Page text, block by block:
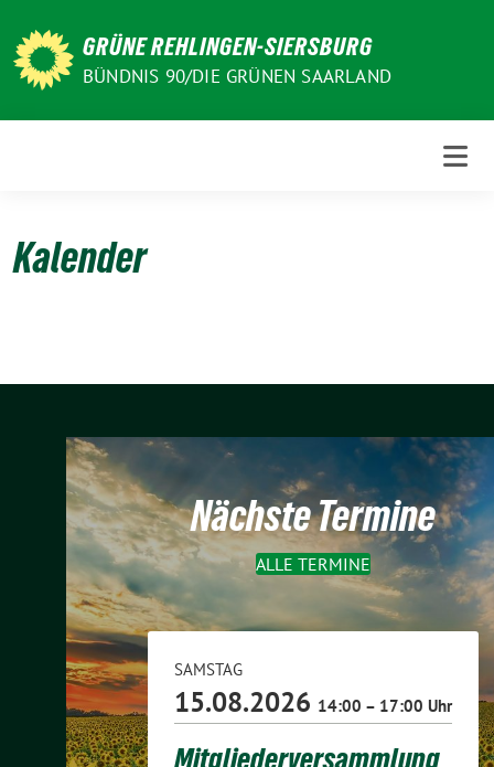
zum
Inhalt
GRÜNE REHLINGEN-SIERSBURG
BÜNDNIS 90/DIE GRÜNEN SAARLAND
Kalender
Nächste Termine
ALLE TERMINE
SAMSTAG
15.08.2026 14:00 – 17:00 Uhr
Mitgliederversammlung